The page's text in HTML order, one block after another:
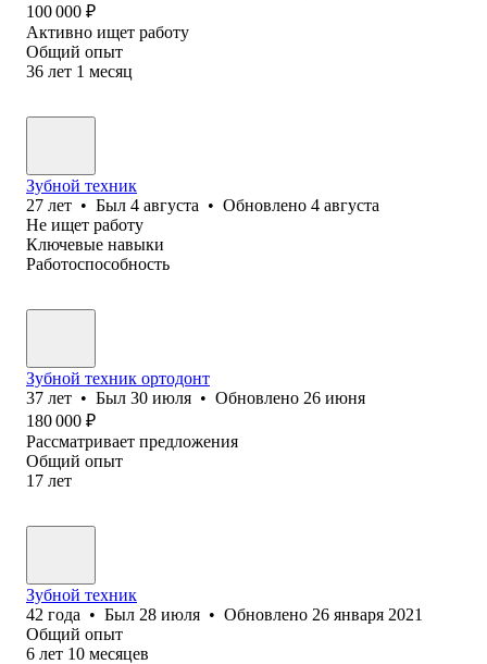
100 000 ₽
Активно ищет работу
Общий опыт
36 лет 1 месяц
Зубной техник
27 лет • Был 4 августа • Обновлено 4 августа
Не ищет работу
Ключевые навыки
Работоспособность
Зубной техник ортодонт
37 лет • Был 30 июля • Обновлено 26 июня
180 000 ₽
Рассматривает предложения
Общий опыт
17 лет
Зубной техник
42 года • Был 28 июля • Обновлено 26 января 2021
Общий опыт
6 лет 10 месяцев